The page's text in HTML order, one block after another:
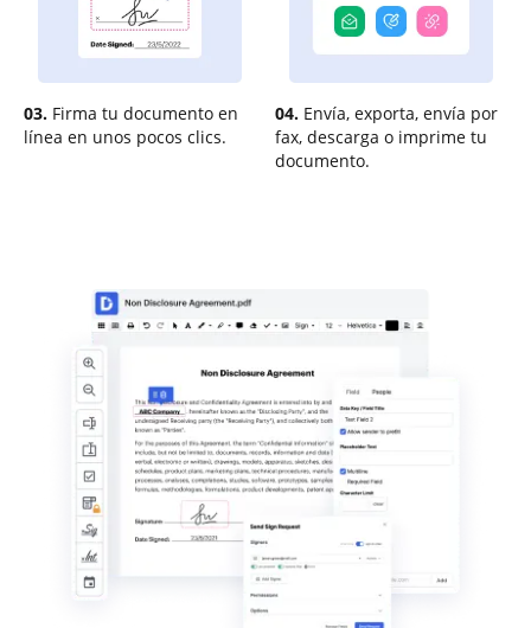
03. Firma tu documento en
línea en unos pocos clics.
04. Envía, exporta, envía por
fax, descarga o imprime tu
documento.